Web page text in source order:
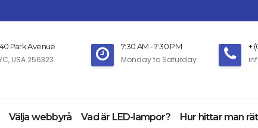
Park Avenue
USA 256323
7:30 AM - 7:30 PM
Monday to Saturday
+
Välja webbyrå Vad är LED-lampor? Hur hittar man